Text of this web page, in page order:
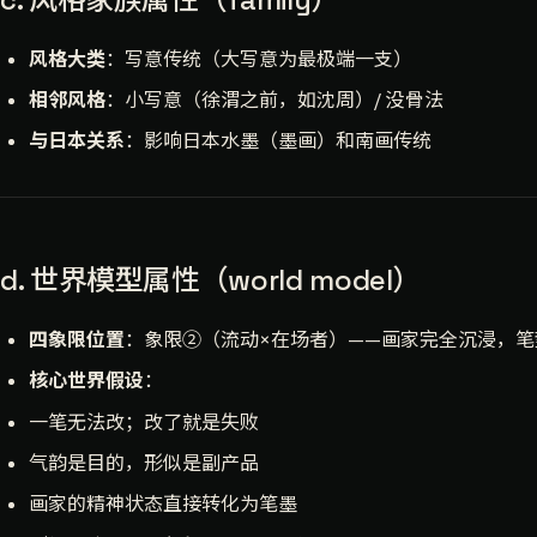
风格大类：写意传统（大写意为最极端一支）
相邻风格：小写意（徐渭之前，如沈周）/ 没骨法
与日本关系：影响日本水墨（墨画）和南画传统
d. 世界模型属性（world model）
四象限位置：象限②（流动×在场者）——画家完全沉浸，
核心世界假设：
一笔无法改；改了就是失败
气韵是目的，形似是副产品
画家的精神状态直接转化为笔墨